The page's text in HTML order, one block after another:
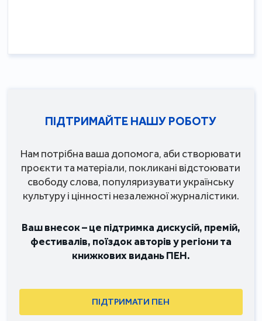
ПІДТРИМАЙТЕ НАШУ РОБОТУ
Нам потрібна ваша допомога, аби створювати
проєкти та матеріали, покликані відстоювати
свободу слова, популяризувати українську
культуру і цінності незалежної журналістики.
Ваш внесок – це підтримка дискусій, премій,
фестивалів, поїздок авторів у регіони та
книжкових видань ПЕН.
ПІДТРИМАТИ ПЕН